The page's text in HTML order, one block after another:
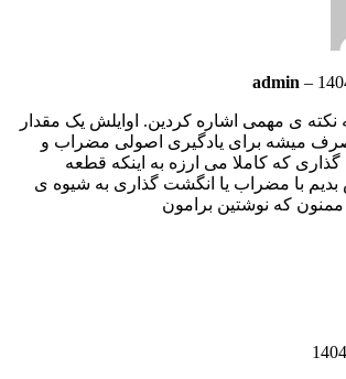
admin –
نکته ی مهمی اشاره کردین. اوایلش یک مقدار
میشه برای یادگیری اصولی مضراب و
که کاملا می ارزه به اینکه قطعه
بدیم با مضراب یا انگشت گذاری به شیوه ی
ممنون که نوشتین برامون